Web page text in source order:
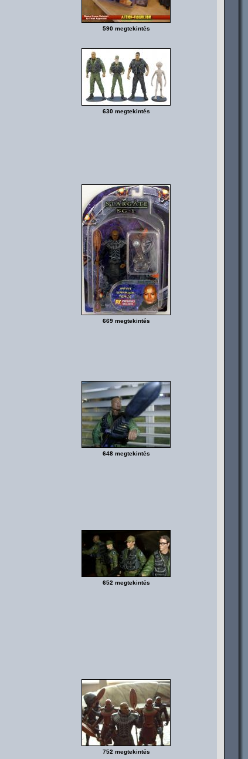
590 megtekintés
630 megtekintés
669 megtekintés
648 megtekintés
652 megtekintés
752 megtekintés